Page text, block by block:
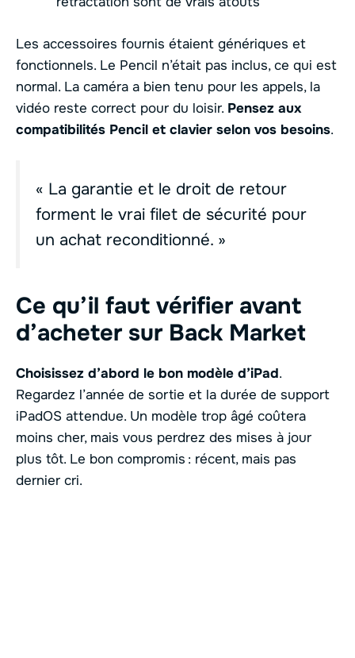
Les accessoires fournis étaient génériques et
fonctionnels. Le Pencil n’était pas inclus, ce qui est
normal. La caméra a bien tenu pour les appels, la
vidéo reste correct pour du loisir. Pensez aux
compatibilités Pencil et clavier selon vos besoins.
« La garantie et le droit de retour
forment le vrai filet de sécurité pour
un achat reconditionné. »
Ce qu’il faut vérifier avant
d’acheter sur Back Market
Choisissez d’abord le bon modèle d’iPad.
Regardez l’année de sortie et la durée de support
iPadOS attendue. Un modèle trop âgé coûtera
moins cher, mais vous perdrez des mises à jour
plus tôt. Le bon compromis : récent, mais pas
dernier cri.